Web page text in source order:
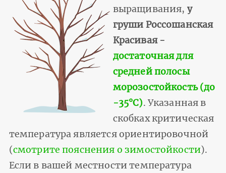
выращивания, у
груши Россошанская
Красивая -
достаточная для
средней полосы
морозостойкость (до
-35°С). Указанная в
скобках критическая
температура является ориентировочной
(смотрите пояснения о зимостойкости).
Если в вашей местности температура